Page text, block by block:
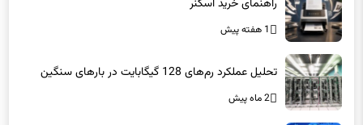
راهنمای خرید اسکنر
تحلیل عملکرد رم‌های 128 گیگابایت در بارهای سنگین